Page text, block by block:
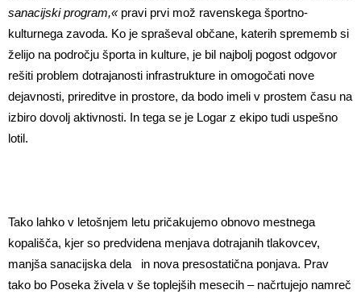
sanacijski program,« pravi prvi mož ravenskega športno-
kulturnega zavoda. Ko je spraševal občane, katerih sprememb si
želijo na področju športa in kulture, je bil najbolj pogost odgovor
rešiti problem dotrajanosti infrastrukture in omogočati nove
dejavnosti, prireditve in prostore, da bodo imeli v prostem času na
izbiro dovolj aktivnosti. In tega se je Logar z ekipo tudi uspešno
lotil.
Tako lahko v letošnjem letu pričakujemo obnovo mestnega
kopališča, kjer so predvidena menjava dotrajanih tlakovcev,
manjša sanacijska dela in nova presostatična ponjava. Prav
tako bo Poseka živela v še toplejših mesecih – načrtujejo namreč